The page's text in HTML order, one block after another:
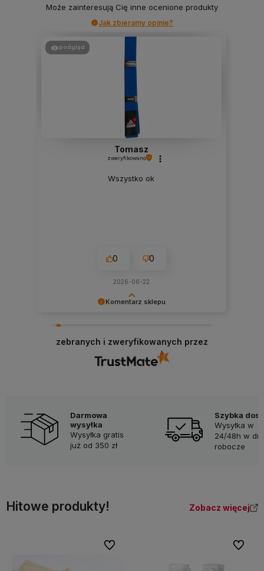
Może zainteresują Cię inne ocenione produkty
Jak zbieramy opinie?
Komentarz sklepu
Doceniamy czas i wysiłek włożony w podzielenie
podgląd
zweryfikowano
Wszystko ok
0
2026-06-22
zebranych i zweryfikowanych przez
Darmowa
wysyłka
Wysyłka gratis
już od 350 zł
Szybka
Wysyłka w
24/48h w dni
robocze
Hitowe produkty! Zobacz więcej
Do ulubionych Do